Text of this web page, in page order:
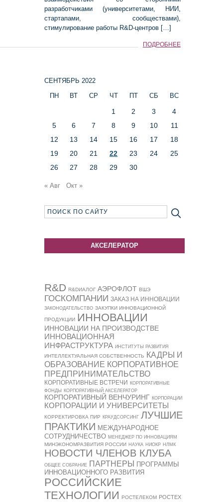
разработчиками (университетами, НИИ,
стартапами, сообществами),
стимулирование работы R&D-центров […]
ПОДРОБНЕЕ
СЕНТЯБРЬ 2022
ПН
ВТ СР ЧТ ПТ СБ ВС
1 2 3
4
5
6 7 8 9 10
11
12
13 14 15 16 17
18
19
20 21 22 23 24
25
26
27 28 29 30
« Авг Окт »
АКСЕЛЕРАТОР
R&D R&DИАЛОГ АЭРОФЛОТ ВШЭ
ГОСКОМПАНИИ ЗАКАЗ НА ИННОВАЦИИ
ЗАКОНОДАТЕЛЬСТВО ЗАКУПКИ ИННОВАЦИОННОЙ
ПРОДУКЦИИ ИННОВАЦИИ
ИННОВАЦИИ НА ПРОИЗВОДСТВЕ
ИННОВАЦИОННАЯ
ИНФРАСТРУКТУРА ИНСТИТУТЫ РАЗВИТИЯ
ИНТЕЛЛЕКТУАЛЬНАЯ СОБСТВЕННОСТЬ КАДРЫ И
ОБРАЗОВАНИЕ КОРПОРАТИВНОЕ
ПРЕДПРИНИМАТЕЛЬСТВО
КОРПОРАТИВНЫЕ ВСТРЕЧИ КОРПОРАТИВНЫЕ
ФОНДЫ
КОРПОРАТИВНЫЙ АКСЕЛЕРАТОР
КОРПОРАТИВНЫЙ ВЕНЧУРИНГ КОРПОРАЦИИ
КОРПОРАЦИИ И УНИВЕРСИТЕТЫ
КОРРЕКТИРОВКА ПИР КРАУДСОРСИНГ ЛУЧШИЕ
ПРАКТИКИ МЕЖДУНАРОДНОЕ
СОТРУДНИЧЕСТВО МЕНЕДЖЕР ПО ИННОВАЦИЯМ
МИНЭКОНОМРАЗВИТИЯ РОССИИ НАУКА НИОКР НЛМК
НОВОСТИ ЧЛЕНОВ КЛУБА
ОБЩЕЕ СОБРАНИЕ ПАРТНЕРЫ ПРОГРАММЫ
ИННОВАЦИОННОГО РАЗВИТИЯ
РОССИЙСКИЕ
ТЕХНОЛОГИИ
РОСТЕЛЕКОМ РОСТЕХ